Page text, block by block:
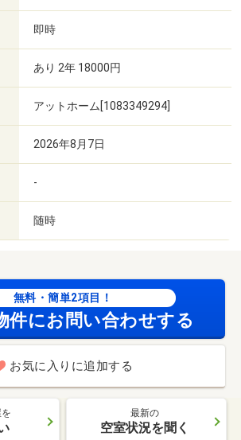
即時
あり 2年 18000円
アットホーム[1083349294]
2026年8月7日
-
随時
無料・簡単2項目！
件にお問い合わせする
お気に入りに追加する
最新の
空室状況を聞く